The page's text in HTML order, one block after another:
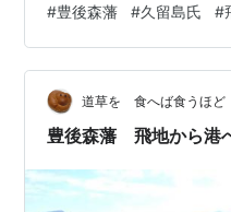
船が難破し ここに打ち上
は 唐人島 と、呼ばれてい
にいい 日出港には ポルト
ら 賑やかだったのかもし
ではなかったということ
#豊後森藩 #久留島氏 #
道草を 食へば食うほど
豊後森藩 飛地から港